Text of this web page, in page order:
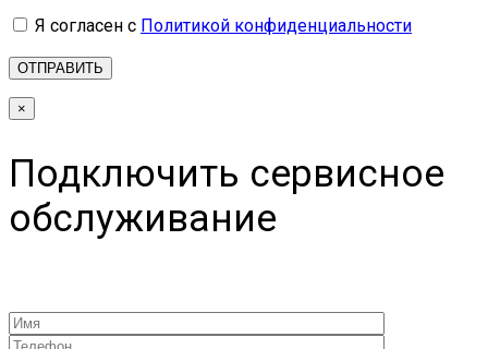
Я согласен с Политикой конфиденциальности
×
Подключить сервисное
обслуживание